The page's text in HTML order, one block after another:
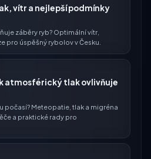
vítr a nejlepší podmínky
záběry ryb? Optimální vítr,
pro úspěšný rybolov v Česku.
atmosférický tlak ovlivňuje
počasí? Meteopatie, tlak a migréna
a praktické rady pro